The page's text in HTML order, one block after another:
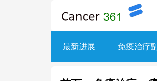
最新进展 免疫治疗